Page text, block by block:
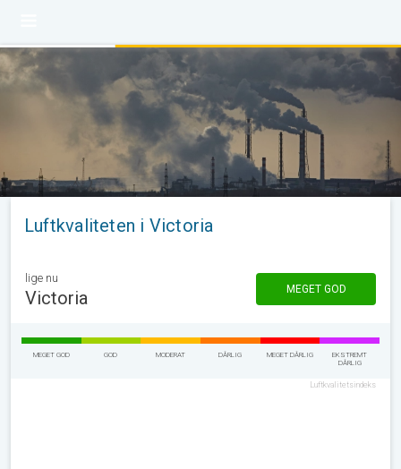
Luftkvaliteten i Victoria
lige nu
Victoria MEGET GOD
MEGET GOD GOD MODERAT DÅRLIG MEGET DÅRLIG
EKSTREMT
DÅRLIG
Luftkvalitetsindeks